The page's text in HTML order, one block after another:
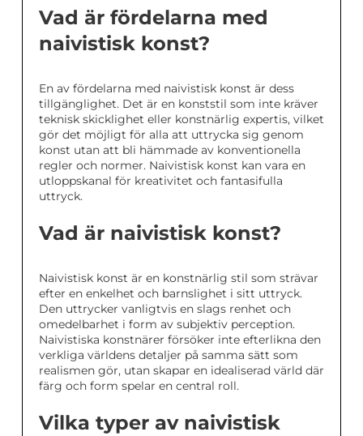
Vad är fördelarna med
naivistisk konst?
En av fördelarna med naivistisk konst är dess
tillgänglighet. Det är en konststil som inte kräver
teknisk skicklighet eller konstnärlig expertis, vilket
gör det möjligt för alla att uttrycka sig genom
konst utan att bli hämmade av konventionella
regler och normer. Naivistisk konst kan vara en
utloppskanal för kreativitet och fantasifulla
uttryck.
Vad är naivistisk konst?
Naivistisk konst är en konstnärlig stil som strävar
efter en enkelhet och barnslighet i sitt uttryck.
Den uttrycker vanligtvis en slags renhet och
omedelbarhet i form av subjektiv perception.
Naivistiska konstnärer försöker inte efterlikna den
verkliga världens detaljer på samma sätt som
realismen gör, utan skapar en idealiserad värld där
färg och form spelar en central roll.
Vilka typer av naivistisk